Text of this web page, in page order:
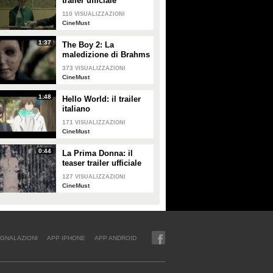
110 VISUALIZZAZIONI
CineMust
1:37
The Boy 2: La
maledizione di Brahms
- il trailer italiano
373 VISUALIZZAZIONI
CineMust
1:48
Hello World: il trailer
italiano
171 VISUALIZZAZIONI
CineMust
0:44
La Prima Donna: il
teaser trailer ufficiale
127 VISUALIZZAZIONI
CineMust
APP IPHONE APP ANDROID